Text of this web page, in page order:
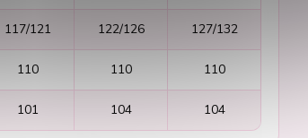
117/121 122/126 127/132
110 110 110
101 104 104